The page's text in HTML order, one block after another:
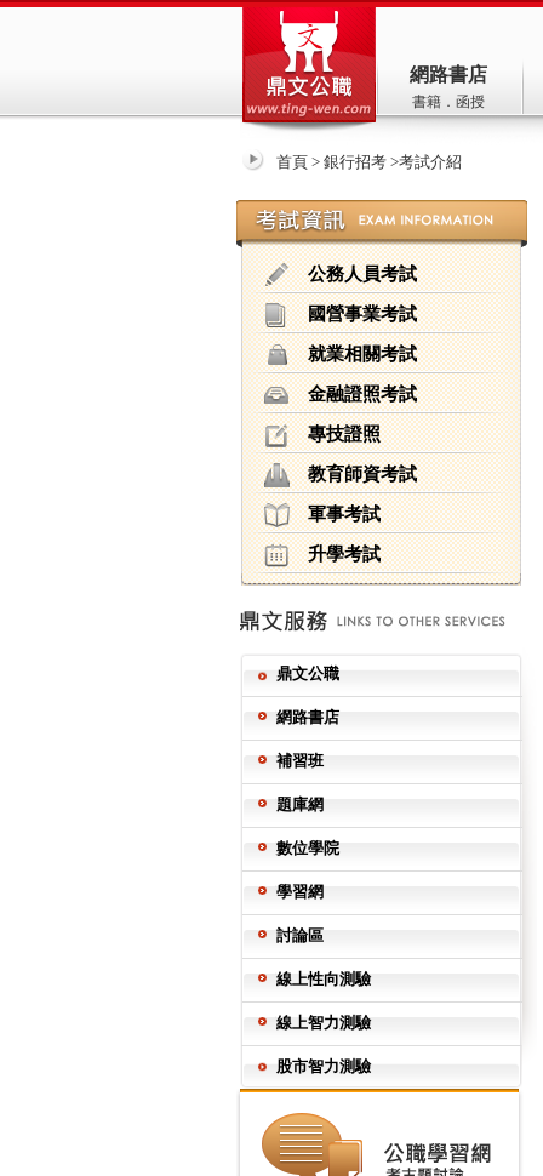
網路書店
書籍．函授
首頁 > 銀行招考 >考試介紹
公務人員考試
國營事業考試
就業相關考試
金融證照考試
專技證照
教育師資考試
軍事考試
升學考試
鼎文公職
網路書店
補習班
題庫網
數位學院
學習網
討論區
線上性向測驗
線上智力測驗
股市智力測驗